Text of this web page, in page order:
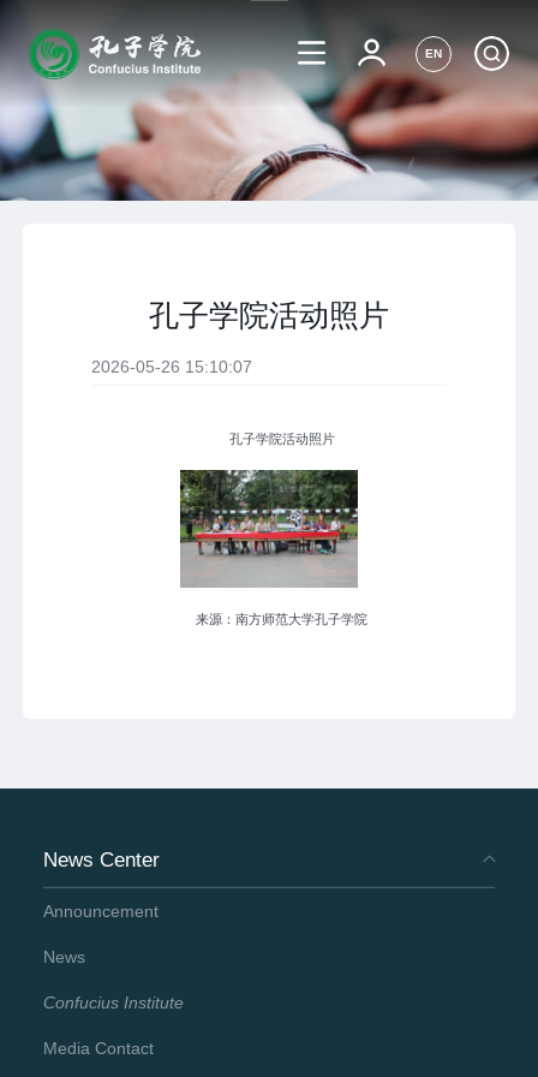
EN
孔子学院活动照片
2026-05-26 15:10:07
孔子学院活动照片
来源：南方师范大学孔子学院
News Center
Announcement
News
Confucius Institute
Media Contact